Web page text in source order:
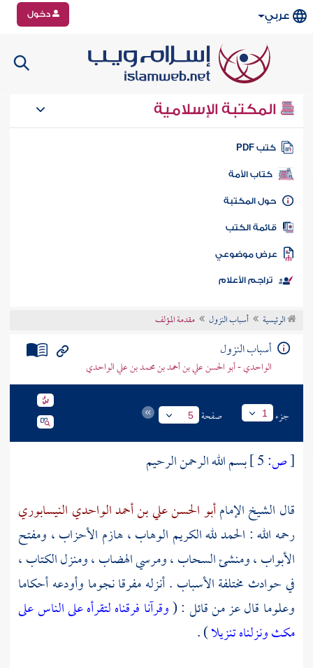
عربي دخول
المكتبة الإسلامية
كتب PDF
كتاب الأمة
المكتبة
الكتب
موضوعي
تراجم الأعلام
الرئيسية أسباب النزول مقدمة المؤلف
أسباب النزول
الواحدي - أبو الحسن علي بن أحمد بن محمد بن علي الواحدي
جزء 1 صفحة 5
[ص:
بسم الله الرحمن الرحيم
قال الشيخ الإمامأبو الحسن علي بن أحمد الواحدي النيسابوري
رحمه الله : الحمد لله الكريم الوهاب ، هازم الأحزاب ، ومفتح
الأبواب ، ومنشئ السحاب ، ومرسي الهضاب ، ومنزل الكتاب ،
في حوادث مختلفة الأسباب . أنزله مفرقا نجوما وأودعه أحكاما
وعلوما قال عز من قائل : (وقرآنا فرقناه لتقرأه على الناس على
مكث ونزلناه تنزيلا) .